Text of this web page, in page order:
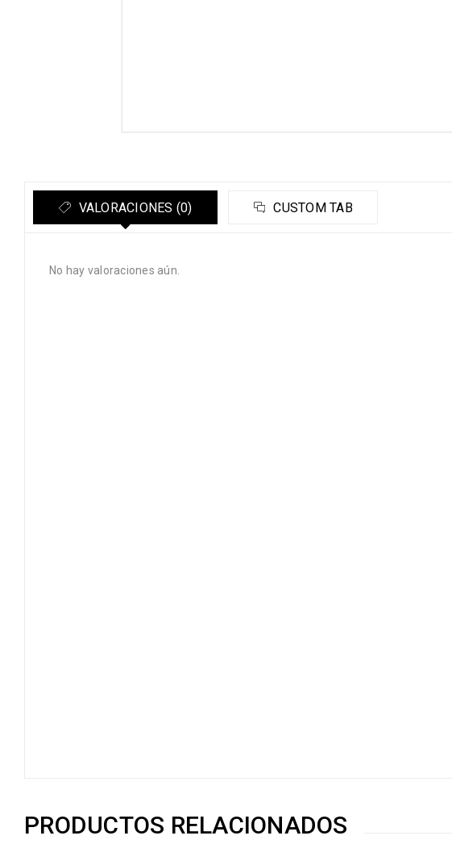
VALORACIONES (0) CUSTOM TAB
No hay valoraciones aún.
PRODUCTOS RELACIONADOS